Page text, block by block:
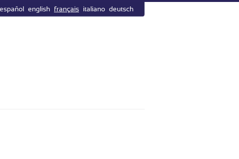
español english français italiano deutsch